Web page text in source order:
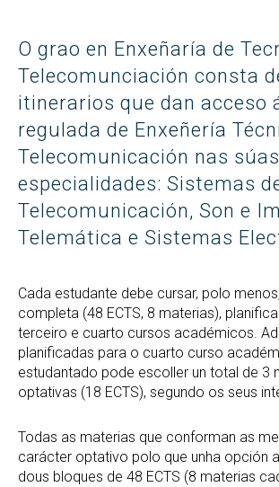
O grao en Enxeñaría de
Telecomunciación consta
itinerarios que dan acceso
regulada de Enxeñería
Telecomunicación nas
especialidades: Sistemas
Telecomunicación, Son e
Telemática e Sistemas
Cada estudante debe cursar, polo
completa (48 ECTS, 8 materias),
terceiro e cuarto cursos académicos.
planificadas para o cuarto curso
estudantado pode escoller un total de 3
optativas (18 ECTS), segundo os seus
Todas as materias que conforman as
carácter optativo polo que unha opción
dous bloques de 48 ECTS (8 materias